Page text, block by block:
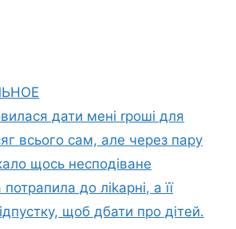
дати мені rроші для
всього сам, але через пару
щось несподіване
до ліkарні, а її
щоб дбати про дітей.